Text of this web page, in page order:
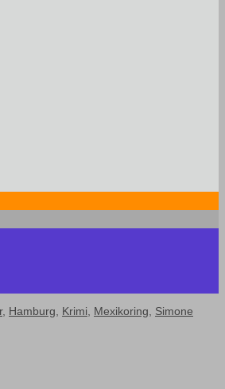
, Hamburg, Krimi, Mexikoring, Simone